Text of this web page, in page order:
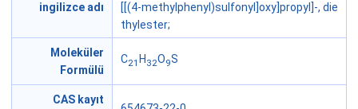
ingilizce adı
[[(4-methylphenyl)sulfonyl]oxy]propyl]-, die
thylester;
Moleküler
Formülü
C21 H 32O9S
CAS kayıt